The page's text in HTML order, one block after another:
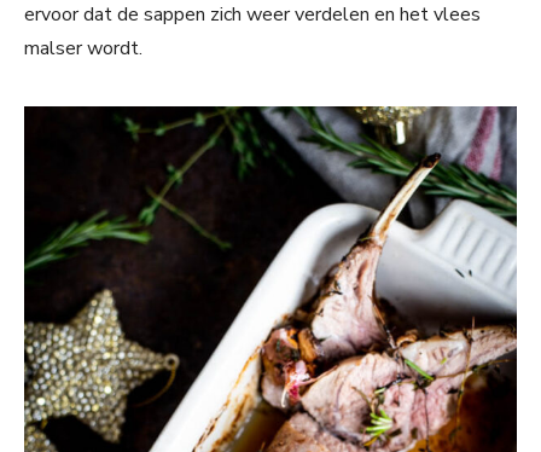
ervoor dat de sappen zich weer verdelen en het vlees
malser wordt.